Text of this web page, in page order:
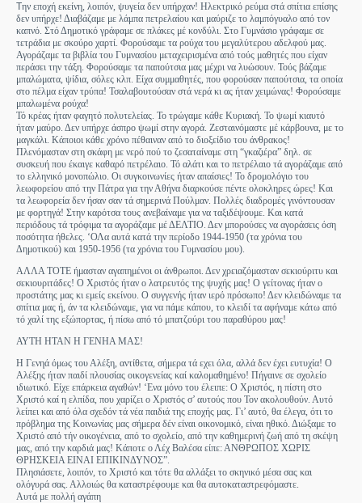
Την εποχή εκείνη, λοιπόν, ψυγεία δεν υπήρχαν! Ηλεκτρικό ρεύμα στά σπίτια επίσης
δεν υπήρχε! Διαβάζαμε με λάμπα πετρελαίου και μαύριζε το λαμπόγυαλο από τον
καπνό. Στό Δημοτικό γράφαμε σε πλάκες μέ κονδύλι. Στο Γυμνάσιο γράφαμε σε
τετράδια με σκούρο χαρτί. Φορούσαμε τα ρούχα του μεγαλύτερου αδελφού μας.
Αγοράζαμε τα βιβλία του Γυμνασίου μεταχειρισμένα από τούς μαθητές που είχαν
περάσει την τάξη. Φορούσαμε τα παπούτσια μας μέχρι να λυώσουν. Τούς βάζαμε
μπαλώματα, ψίδια, σόλες κλπ. Είχα συμμαθητές, που φορούσαν παπούτσια, τα οποία
στο πέλμα είχαν τρύπα! Τσαλαβουτούσαν στά νερά κι ας ήταν χειμώνας! Φορούσαμε
μπαλωμένα ρούχα!
Τό κρέας ήταν φαγητό πολυτελείας. Το τρώγαμε κάθε Κυριακή. Το ψωμί κιαυτό
ήταν μαύρο. Δεν υπήρχε άσπρο ψωμί στην αγορά. Ζεσταινόμαστε μέ κάρβουνα, με το
μαγκάλι. Κάποιοι κάθε χρόνο πέθαιναν από το διοξείδιο του άνθρακος!
Πλενόμασταν στη σκάφη με νερό πού το ζεσαταίναμε στη “γκαζιέρα” δηλ. σε
συσκευή που έκαιγε καθαρό πετρέλαιο. Τό αλάτι και το πετρέλαιο τά αγοράζαμε από
το ελληνικό μονοπώλιο. Οι συγκοινωνίες ήταν απαίσιες! Το δρομολόγιο του
λεωφορείου από την Πάτρα για την Αθήνα διαρκούσε πέντε ολοκληρες ώρες! Και
τα λεωφορεία δεν ήσαν σαν τά σημερινά Πούλμαν. Πολλές διαδρομές γινόντουσαν
με φορτηγά! Στην καρότσα τους ανεβαίναμε για να ταξιδέψουμε. Και κατά
περιόδους τά τρόφιμα τα αγοράζαμε μέ ΔΕΛΤΙΟ. Δεν μπορούσες να αγοράσεις όση
ποσότητα ήθελες. ‘ΟΛα αυτά κατά την περίοδο 1944-1950 (τα χρόνια του
Δημοτικού) και 1950-1956 (τα χρόνια του Γυμνασίου μου).
ΑΛΛΑ ΤΟΤΕ ήμασταν αγαπημένοι οι άνθρωποι. Δεν χρειαζόμασταν σεκιούριτυ και
σεκιουριτάδες! Ο Χριστός ήταν ο λατρευτός της ψυχής μας! Ο γείτονας ήταν ο
προστάτης μας κι εμείς εκείνου. Ο συγγενής ήταν ιερό πρόσωπο! Δεν κλειδώναμε τα
σπίτια μας ή, άν τα κλειδώναμε, για να πάμε κάπου, το κλειδί τα αφήναμε κάτω από
τό χαλί της εξώπορτας, ή πίσω από τό μπατζούρι του παραθύρου μας!
ΑΥΤΗ ΗΤΑΝ Η ΓΕΝΗΑ ΜΑΣ!
Η Γενηά όμως του Αλέξη, αντίθετα, σήμερα τά εχει όλα, αλλά δεν έχει ευτυχία! Ο
Αλέξης ήταν παιδί πλουσίας οικογενείας καί καλομαθημένο! Πήγαινε σε σχολείο
ιδιωτικό. Είχε επάρκεια αγαθών! ‘Ενα μόνο του έλειπε: Ο Χριστός, η πίστη στο
Χριστό καί η ελπίδα, που χαρίζει ο Χριστός σ’ αυτούς που Τον ακολουθούν. Αυτό
λείπει και από όλα σχεδόν τά νέα παιδιά της εποχής μας. Γι’ αυτό, θα έλεγα, ότι το
πρόβλημα της Κοινωνίας μας σήμερα δέν είναι οικονομικό, είναι ηθικό. Διώξαμε το
Χριστό από τήν οικογένεια, από το σχολείο, από την καθημερινή ζωή από τη σκέψη
μας, από την καρδιά μας! Κάποτε ο Λέχ Βαλέσα είπε: ΑΝΘΡΩΠΟΣ ΧΩΡΙΣ
ΘΡΗΣΚΕΙΑ ΕΙΝΑΙ ΕΠΙΚΙΝΔΥΝΟΣ”.
Πλησιάσετε, λοιπόν, το Χριστό και τότε θα αλλάξει το σκηνικό μέσα σας και
ολόγυρά σας. Αλλοιώς θα καταστρέφουμε και θα αυτοκαταστρεφόμαστε.
Αυτά με πολλή αγάπη